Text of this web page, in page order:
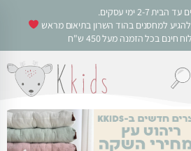
2-7 ימי עסקים.
להגיע למחסנים בהוד השרון בתיאום מראש
בכל הזמנה מעל 450 ש"ח